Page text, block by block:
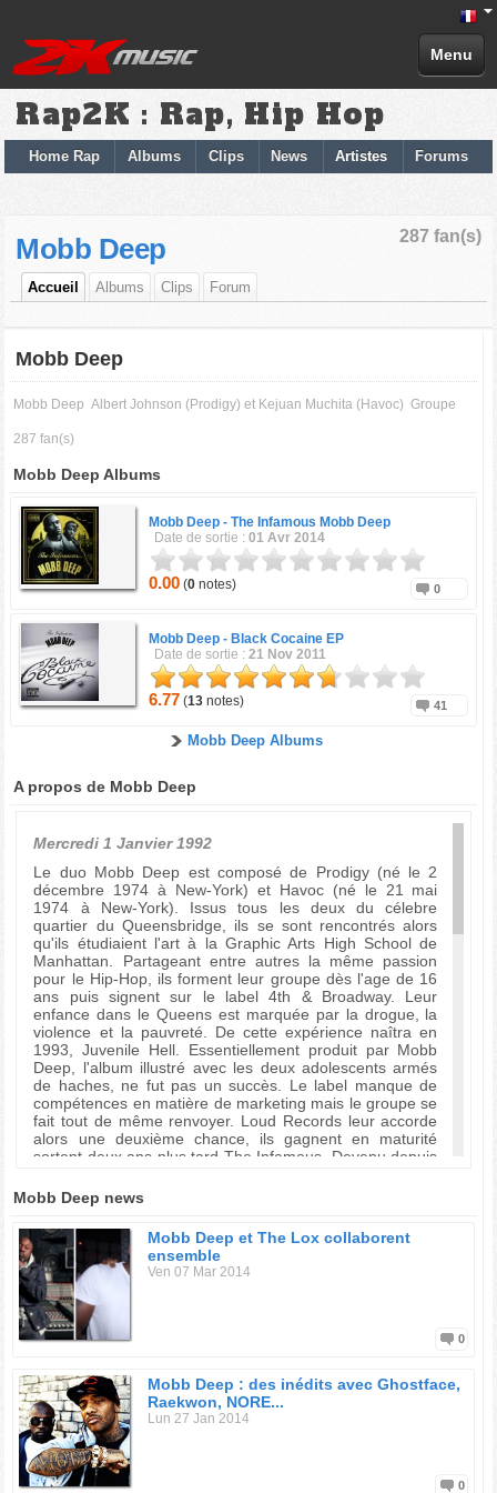
Menu
Rap2K : Rap, Hip Hop
Home Rap Albums Clips News Artistes Forums
287 fan(s)
Mobb Deep
Accueil Albums Clips Forum
Mobb Deep
Mobb Deep Albert Johnson (Prodigy) et Kejuan Muchita (Havoc) Groupe
287 fan(s)
Mobb Deep Albums
Mobb Deep -The Infamous Mobb Deep
Date de sortie :01 Avr 2014
0.00 (0 notes) 0
Mobb Deep - Black Cocaine EP
Date de sortie :21 Nov 2011
6.77 (13 notes) 41
Mobb Deep Albums
A propos de Mobb Deep
Mercredi 1 Janvier 1992
Le duo Mobb Deep est composé de Prodigy (né le 2
décembre 1974 à New-York) et Havoc (né le 21 mai
1974 à New-York). Issus tous les deux du célebre
quartier du Queensbridge, ils se sont rencontrés alors
qu'ils étudiaient l'art à la Graphic Arts High School de
Manhattan. Partageant entre autres la même passion
pour le Hip-Hop, ils forment leur groupe dès l'age de 16
ans puis signent sur le label 4th & Broadway. Leur
enfance dans le Queens est marquée par la drogue, la
violence et la pauvreté. De cette expérience naîtra en
1993, Juvenile Hell. Essentiellement produit par Mobb
Deep, l'album illustré avec les deux adolescents armés
de haches, ne fut pas un succès. Le label manque de
compétences en matière de marketing mais le groupe se
fait tout de même renvoyer. Loud Records leur accorde
alors une deuxième chance, ils gagnent en maturité
sortent deux ans plus tard The Infamous. Devenu depuis
le groupe. L'extrait "Shook Ones part II" est considéré
par beaucoup comme le meilleur titre de Rap de tous les
temps.
Un an plus tard paraitra Hell On Earth qui se classera
directement sixième au Billboard US. La recette est
toujours la même, 100 % rap de rue et elle paie car
l'album sera disque d'or. Le quatrième album du groupe,
Murda Musik qui contient le hit "Quiet Storm" sort en
dès l'age de 7 ans à manier les armes à feu. Pee
souhaitait à l'origine conserver ce titre pour son projet
solo, mais il finit par céder à la demande de Havoc et Big
Noyd, le troisième membre officieux du groupe. Les
invités de cet album sont Cormega, Kool G Rap mais
aussi Nas, Raekwon et Big Noyd, présents depuis THe
Mobb Deep news
Mobb Deep et The Lox collaborent
ensemble
Ven 07 Mar 2014
0
Mobb Deep : des inédits avec Ghostface,
Raekwon, NORE...
Lun 27 Jan 2014
0